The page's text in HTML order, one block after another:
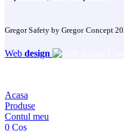
Gregor Safety by Gregor Concept
Web design
Acasa
Produse
Contul meu
0 Cos